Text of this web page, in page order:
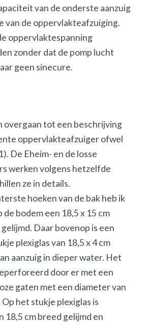
van de onderste aanzuig
van de oppervlakteafzuiging.
oppervlaktespanning
zonder dat de pomp lucht
geen sinecure.
overgaan tot een beschrijving
oppervlakteafzuiger ofwel
De Eheim- en de losse
werken volgens hetzelfde
ze in details.
hoeken van de bak heb ik
bodem een 18,5 x 15 cm
Daar bovenop is een
plexiglas van 18,5 x 4 cm
aanzuig in dieper water. Het
door er met een
gaten met een diameter van
het stukje plexiglas is
18,5 cm breed gelijmd en